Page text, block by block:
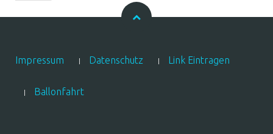
Impressum Datenschutz Link Eintragen
Ballonfahrt